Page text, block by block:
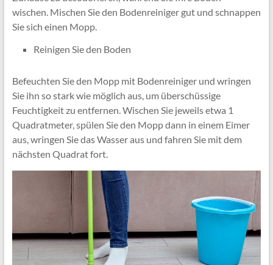
wischen. Mischen Sie den Bodenreiniger gut und schnappen
Sie sich einen Mopp.
Reinigen Sie den Boden
Befeuchten Sie den Mopp mit Bodenreiniger und wringen
Sie ihn so stark wie möglich aus, um überschüssige
Feuchtigkeit zu entfernen. Wischen Sie jeweils etwa 1
Quadratmeter, spülen Sie den Mopp dann in einem Eimer
aus, wringen Sie das Wasser aus und fahren Sie mit dem
nächsten Quadrat fort.